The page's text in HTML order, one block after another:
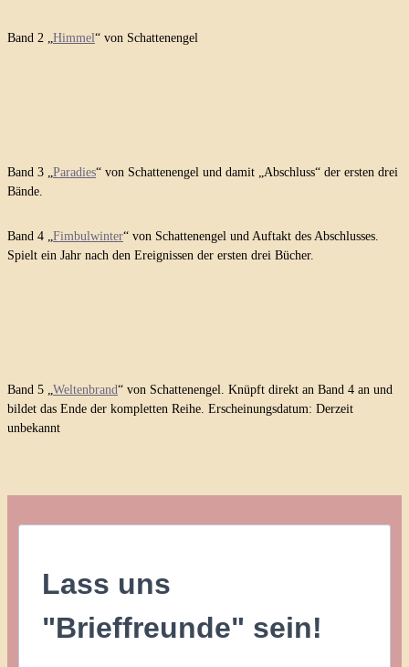
Band 2 „Himmel“ von Schattenengel
Band 3 „Paradies“ von Schattenengel und damit „Abschluss“ der ersten drei
Bände.
Band 4 „Fimbulwinter“ von Schattenengel und Auftakt des Abschlusses.
Spielt ein Jahr nach den Ereignissen der ersten drei Bücher.
Band 5 „Weltenbrand“ von Schattenengel. Knüpft direkt an Band 4 an und
bildet das Ende der kompletten Reihe. Erscheinungsdatum: Derzeit
unbekannt
Lass uns
"Brieffreunde" sein!